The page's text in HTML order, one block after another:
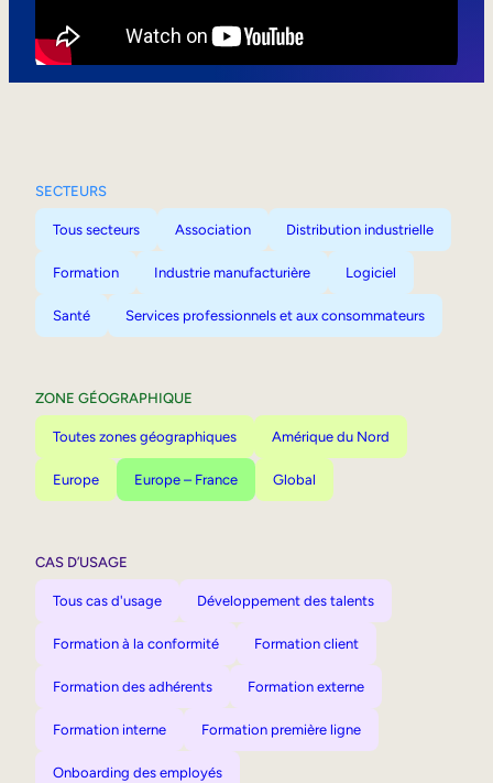
SECTEURS
Tous secteurs Association Distribution industrielle
Formation Industrie manufacturière Logiciel
Santé Services professionnels et aux consommateurs
ZONE GÉOGRAPHIQUE
Toutes zones géographiques Amérique du Nord
Europe Europe – France Global
CAS D’USAGE
Tous cas d'usage Développement des talents
Formation à la conformité Formation client
Formation des adhérents Formation externe
Formation interne Formation première ligne
Onboarding des employés